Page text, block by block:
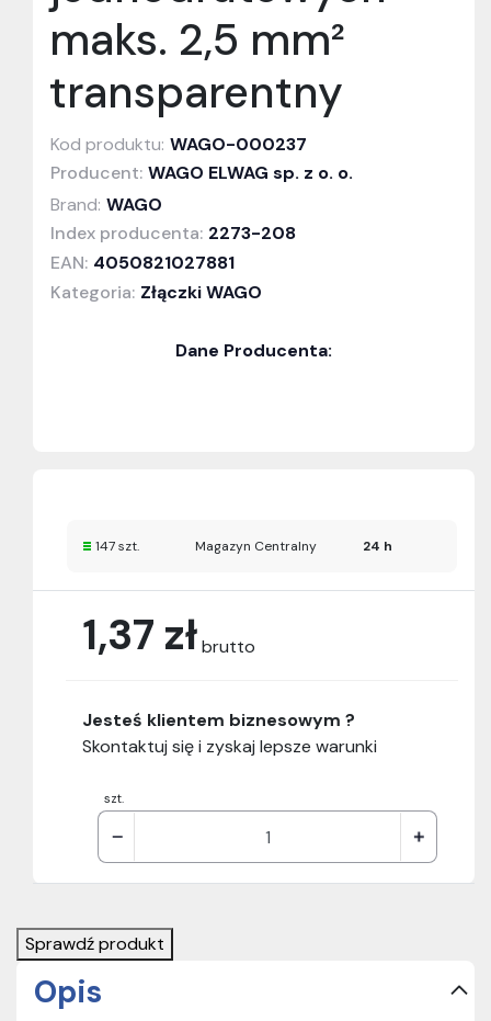
maks. 2,5 mm²
transparentny
Kod produktu: WAGO-000237
Producent: WAGO ELWAG sp. z o. o.
Brand: WAGO
Index producenta: 2273-208
EAN: 4050821027881
Kategoria: Złączki WAGO
Dane Producenta:
1,37 złbrutto
szt.
Jesteś klientem biznesowym ?
Skontaktuj się i zyskaj lepsze warunki
147 szt. Magazyn Centralny 24 h
Sprawdź produkt
Opis